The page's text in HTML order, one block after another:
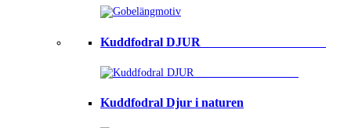
Kuddfodral DJUR ⠀⠀⠀⠀⠀⠀⠀⠀⠀⠀⠀⠀⠀
Kuddfodral Djur i naturen